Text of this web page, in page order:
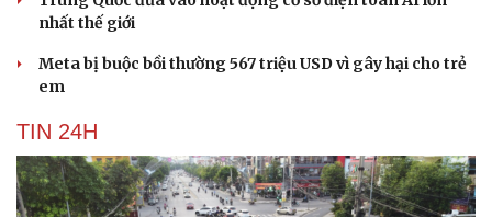
nhất thế giới
Meta bị buộc bồi thường 567 triệu USD vì gây hại cho trẻ
em
TIN 24H